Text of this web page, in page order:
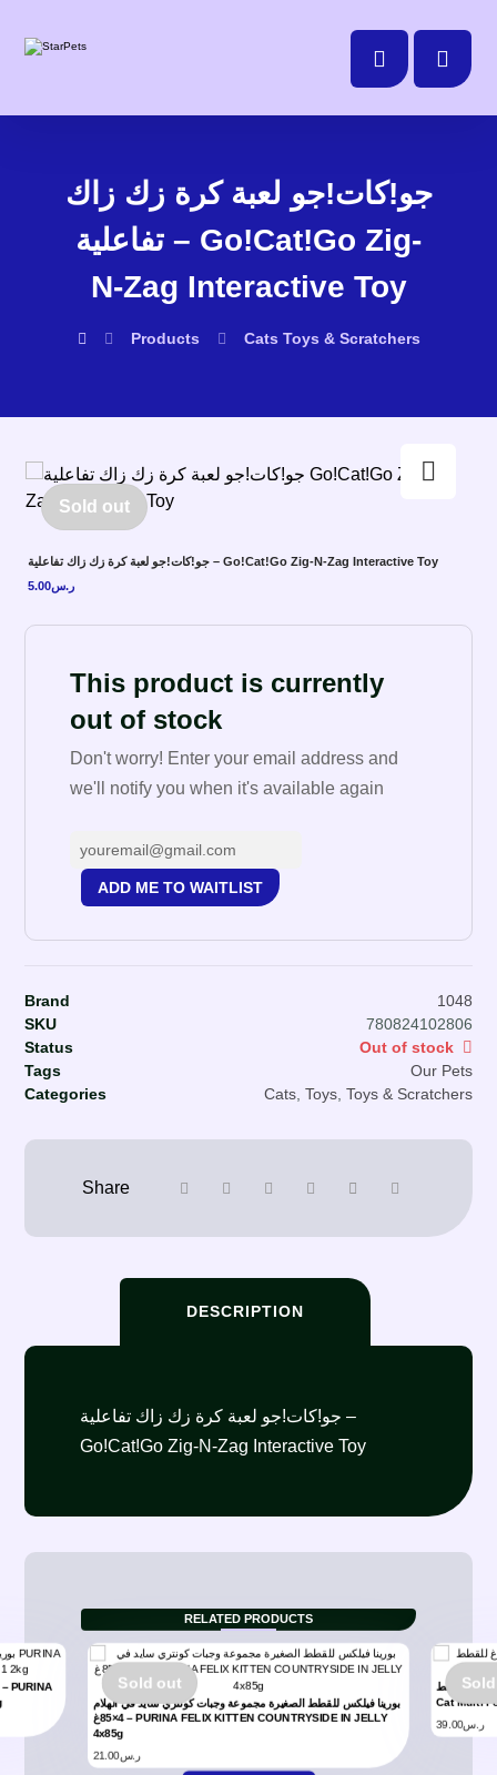
جو!كات!جو لعبة كرة زك زاك
تفاعلية – Go!Cat!Go Zig-
N-Zag Interactive Toy
Products Cats Toys & Scratchers
Enlarge the image
Sold out
جو!كات!جو لعبة كرة زك زاك تفاعلية – Go!Cat!Go Zig-N-Zag Interactive Toy
ر.س5.00
This product is currently
out of stock
Don't worry! Enter your email address and
we'll notify you when it's available again
ADD ME TO WAITLIST
Brand
1048
SKU
780824102806
Status
Out of stock
Tags
Our Pets
Categories
Cats, Toys, Toys & Scratchers
DESCRIPTION
جو!كات!جو لعبة كرة زك زاك تفاعلية –
Go!Cat!Go Zig-N-Zag Interactive Toy
RELATED PRODUCTS
بورينا فيلكس للقطط الصغيرة مجموعة وجبات كونتري سايد في الهلام
4×85غ – PURINA FELIX KITTEN COUNTRYSIDE IN JELLY
4x85g
ر.س21.00
Sold out
شيزير أظرف متعددة تونا متنوع بالجيلي 6×100غ للقطط – Schesir
Cat Multi
ر.س39.00